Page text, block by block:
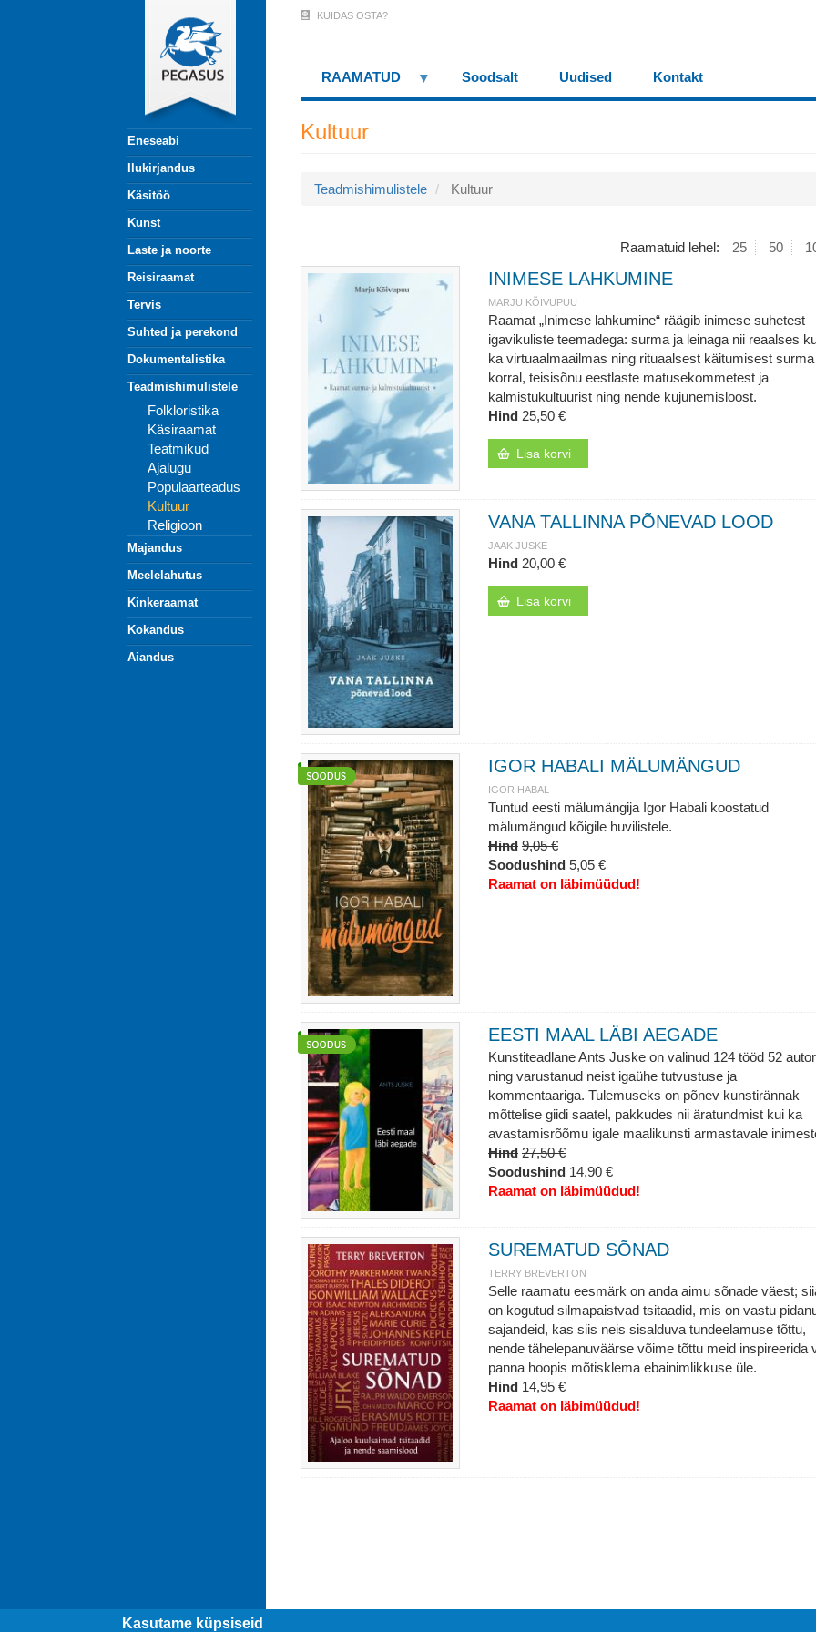
Eneseabi
Ilukirjandus
Käsitöö
Kunst
Laste ja noorte
Reisiraamat
Tervis
Suhted ja perekond
Dokumentalistika
Teadmishimulistele
Folkloristika
Käsiraamat
Teatmikud
Ajalugu
Populaarteadus
Kultuur
Religioon
Majandus
Meelelahutus
Kinkeraamat
Kokandus
Aiandus
Menu
(logged
KUIDAS OSTA?
RAAMATUD Soodsalt Uudised Kontakt
Kultuur
Teadmishimulistele Kultuur
Raamatuid lehel: 25 50
INIMESE LAHKUMINE
MARJU KÕIVUPUU
Raamat „Inimese lahkumine“ räägib inimese suhetest
igavikuliste teemadega: surma ja leinaga nii reaalses
ka virtuaalmaailmas ning rituaalsest käitumisest surma
korral, teisisõnu eestlaste matusekommetest ja
kalmistukultuurist ning nende kujunemisloost.
Hind 25,50 €
Lisa korvi
VANA TALLINNA PÕNEVAD LOOD
JAAK JUSKE
Hind 20,00 €
Lisa korvi
IGOR HABALI MÄLUMÄNGUD
IGOR HABAL
Tuntud eesti mälumängija Igor Habali koostatud
mälumängud kõigile huvilistele.
Hind 9,05 €
Soodushind 5,05 €
Raamat on läbimüüdud!
EESTI MAAL LÄBI AEGADE
Kunstiteadlane Ants Juske on valinud 124 tööd 52
ning varustanud neist igaühe tutvustuse ja
kommentaariga. Tulemuseks on põnev kunstirännak
mõttelise giidi saatel, pakkudes nii äratundmist kui ka
avastamisrõõmu igale maalikunsti armastavale
Hind 27,50 €
Soodushind 14,90 €
Raamat on läbimüüdud!
SUREMATUD SÕNAD
TERRY BREVERTON
Selle raamatu eesmärk on anda aimu sõnade väest;
on kogutud silmapaistvad tsitaadid, mis on vastu
sajandeid, kas siis neis sisalduva tundeelamuse tõttu,
nende tähelepanuväärse võime tõttu meid inspireerida
panna hoopis mõtisklema ebainimlikkuse üle.
Hind 14,95 €
Raamat on läbimüüdud!
Kasutame küpsiseid